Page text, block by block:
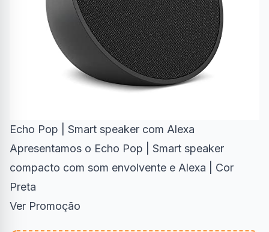
Echo Pop | Smart speaker com Alexa
Apresentamos o Echo Pop | Smart speaker
compacto com som envolvente e Alexa | Cor
Preta
Ver Promoção